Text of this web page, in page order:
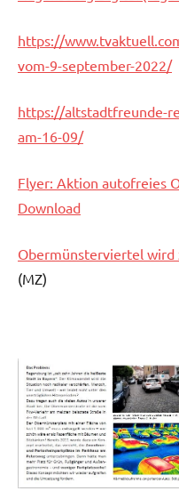
https://
vom-9-september-2022/
https://altstadtfreunde-
am-16-09/
Flyer: Aktion autofreies
Download
Obermünsterviertel
(MZ)